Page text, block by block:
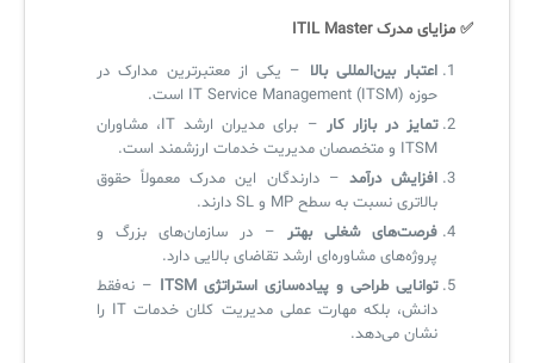
✅ مزایای مدرک ITIL Master
اعتبار بین‌المللی بالا – یکی از معتبرترین مدارک در
حوزه IT Service Management (ITSM) است.
تمایز در بازار کار
– برای مدیران ارشد IT، مشاوران
ITSM و متخصصان مدیریت خدمات ارزشمند است.
افزایش درآمد – دارندگان این مدرک معمولاً حقوق
بالاتری نسبت به سطح MP و SL دارند.
فرصت‌های شغلی بهتر – در سازمان‌های بزرگ و
پروژه‌های مشاوره‌ای ارشد تقاضای بالایی دارد.
توانایی طراحی و پیاده‌سازی استراتژی ITSM
– نه‌فقط
دانش، بلکه مهارت عملی مدیریت کلان خدمات IT را
نشان می‌دهد.